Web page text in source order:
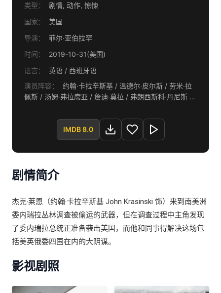
类型：
剧情, 动作, 惊悚
国家：
美国
导演：
菲尔·亚伯拉罕
时间：
2019-10-31(美国)
语言：
英语 / 西班牙语
演员阵容：
约翰·卡拉辛斯基 / 温德尔·皮尔斯 / 劳米·拉
佩斯 / 汤姆·弗拉席亚 / 詹迪·莫拉 / 弗朗西斯科·丹尼斯 /
克尔·凯利 / 苏珊·米斯纳尔 / 迈克尔·奥尼尔 / 列夫·戈恩 /
威廉·杰克森·哈珀 / 本尼托·马丁内斯 / 莉迪亚·波尔图 / 爱
德华·萨拉斯 / 马塞拉·凡尼加斯 / 弗兰克·威利 / 柳波芙·阿
克肖诺娃 / 杰茜卡·莱恰 / 伊丽莎白· 培琪 / 大卫·诺罗纳 /
IMDB 8.0
剧情简介
杰克·莱恩（约翰·卡拉辛斯基 John Krasinski 饰）来到南美洲
委内瑞拉丛林调查被偷运的武器，但在调查过程中主角发现
了委内瑞拉总统正准备袭击美国，而他和同事得解决这场包
括美英俄委四国在内的大阴谋。
影视剧照